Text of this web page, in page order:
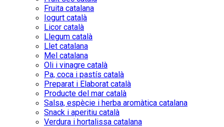
Fruita catalana
Iogurt català
Licor català
Llegum català
Llet catalana
Mel catalana
Oli i vinagre català
Pa, coca i pastís català
Preparat i Elaborat català
Producte del mar català
Salsa, espècie i herba aromàtica catalana
Snack i aperitiu català
Verdura i hortalissa catalana